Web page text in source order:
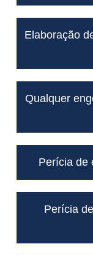
Elaboração
Qualquer
Perícia de
Perícia